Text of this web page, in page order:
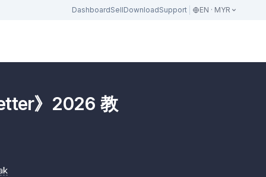
DashboardSellDownloadSupport EN · MYR
》2026 教